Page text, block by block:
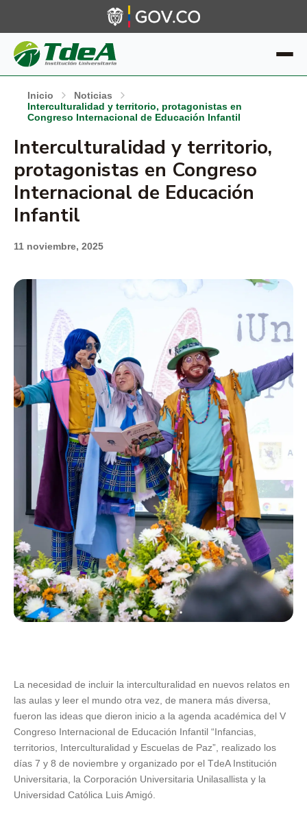
Inicio
Noticias
Interculturalidad y territorio, protagonistas en
Congreso Internacional de Educación Infantil
Interculturalidad y territorio,
protagonistas en Congreso
Internacional de Educación
Infantil
11 noviembre, 2025
La necesidad de incluir la interculturalidad en nuevos relatos en
las aulas y leer el mundo otra vez, de manera más diversa,
fueron las ideas que dieron inicio a la agenda académica del V
Congreso Internacional de Educación Infantil “Infancias,
territorios, Interculturalidad y Escuelas de Paz”, realizado los
días 7 y 8 de noviembre y organizado por el TdeA Institución
Universitaria, la Corporación Universitaria Unilasallista y la
Universidad Católica Luis Amigó.